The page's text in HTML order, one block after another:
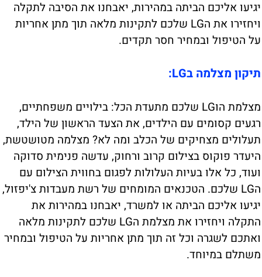
יגיעו אליכם הביתה במהירות, יאבחנו את הסיבה לתקלה
ויחזירו את הLG שלכם לתקינות מלאה תוך מתן אחריות
על הטיפול ובמחיר חסר תקדים.
תיקון מצלמה בLG:
מצלמת הוLG שלכם מתעדת הכל: בילויים משפחתיים,
רגעים קסומים עם הילדים, את הצעד הראשון של הילד,
תעלולים מצחיקים של הכלב ומה לא? מצלמה מטושטשת,
היעדר פוקוס בצילום קרוב ורחוק, עדשה פנימית סדוקה
ועוד, כל אלו בעיות העלולות לפגום בחווית הצילום עם
הLG שלכם. הטכנאים המומחים של רשת מעבדות צ'יפזול,
יגיעו אליכם הביתה או למשרד, יאבחנו במהירות את
התקלה ויחזירו את מצלמת הLG שלכם לתקינות מלאה
ואתכם לשגרה וכל זה תוך מתן אחריות על הטיפול ובמחיר
משתלם במיוחד.